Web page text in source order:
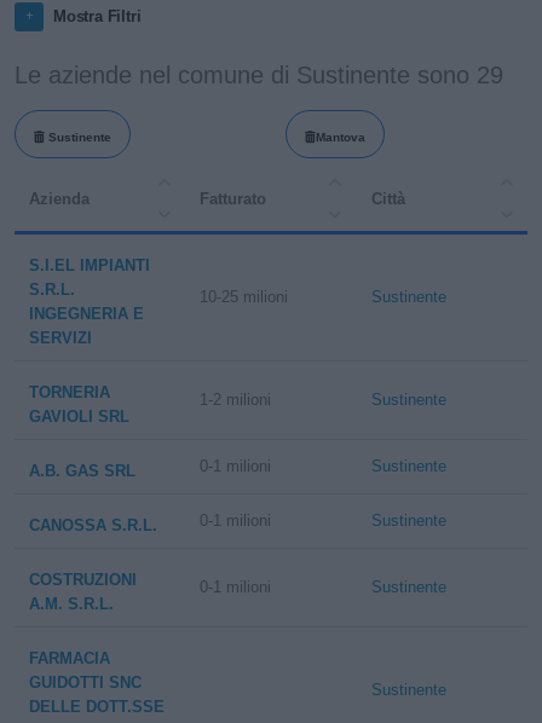
Mostra Filtri
Le aziende nel comune di Sustinente sono 29
Sustinente Mantova
Azienda Fatturato Città
S.I.EL IMPIANTI
S.R.L.
INGEGNERIA E
SERVIZI
10-25 milioni Sustinente
TORNERIA
GAVIOLI SRL
1-2 milioni Sustinente
A.B. GAS SRL 0-1 milioni Sustinente
CANOSSA S.R.L. 0-1 milioni Sustinente
COSTRUZIONI
A.M. S.R.L.
0-1 milioni Sustinente
FARMACIA
GUIDOTTI SNC
DELLE DOTT.SSE
Sustinente